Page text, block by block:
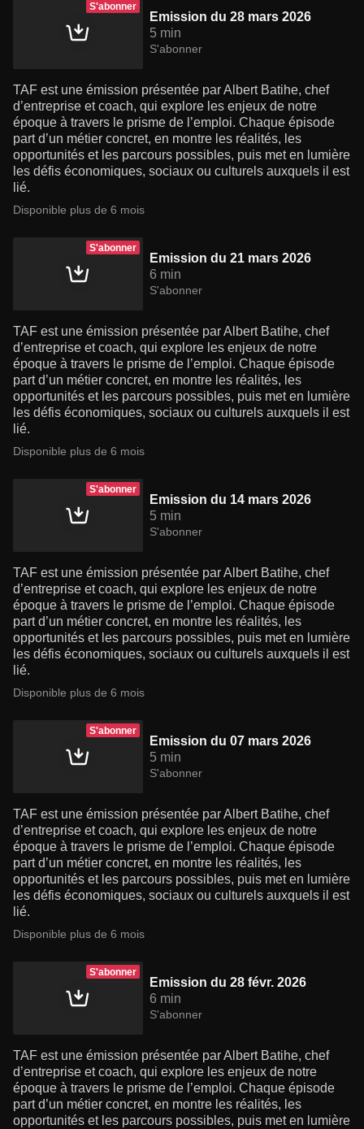
S'abonner
Emission du 28 mars 2026
5 min
S'abonner
TAF est une émission présentée par Albert Batihe, chef
d’entreprise et coach, qui explore les enjeux de notre
époque à travers le prisme de l’emploi. Chaque épisode
part d’un métier concret, en montre les réalités, les
opportunités et les parcours possibles, puis met en lumière
les défis économiques, sociaux ou culturels auxquels il est
lié.
Disponible plus de 6 mois
S'abonner
Emission du 21 mars 2026
6 min
S'abonner
TAF est une émission présentée par Albert Batihe, chef
d’entreprise et coach, qui explore les enjeux de notre
époque à travers le prisme de l’emploi. Chaque épisode
part d’un métier concret, en montre les réalités, les
opportunités et les parcours possibles, puis met en lumière
les défis économiques, sociaux ou culturels auxquels il est
lié.
Disponible plus de 6 mois
S'abonner
Emission du 14 mars 2026
5 min
S'abonner
TAF est une émission présentée par Albert Batihe, chef
d’entreprise et coach, qui explore les enjeux de notre
époque à travers le prisme de l’emploi. Chaque épisode
part d’un métier concret, en montre les réalités, les
opportunités et les parcours possibles, puis met en lumière
les défis économiques, sociaux ou culturels auxquels il est
lié.
Disponible plus de 6 mois
S'abonner
Emission du 07 mars 2026
5 min
S'abonner
TAF est une émission présentée par Albert Batihe, chef
d’entreprise et coach, qui explore les enjeux de notre
époque à travers le prisme de l’emploi. Chaque épisode
part d’un métier concret, en montre les réalités, les
opportunités et les parcours possibles, puis met en lumière
les défis économiques, sociaux ou culturels auxquels il est
lié.
Disponible plus de 6 mois
S'abonner
Emission du 28 févr. 2026
6 min
S'abonner
TAF est une émission présentée par Albert Batihe, chef
d’entreprise et coach, qui explore les enjeux de notre
époque à travers le prisme de l’emploi. Chaque épisode
part d’un métier concret, en montre les réalités, les
opportunités et les parcours possibles, puis met en lumière